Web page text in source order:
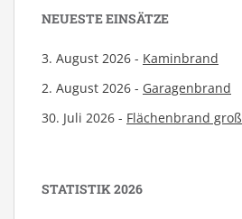
NEUESTE EINSÄTZE
3. August 2026 - Kaminbrand
2. August 2026 - Garagenbrand
30. Juli 2026 - Flächenbrand groß
STATISTIK 2026